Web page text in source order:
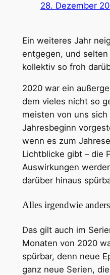
28. Dezember
Ein weiteres Jahr
entgegen, und
kollektiv so froh
2020 war ein
dem vieles nicht so
meisten von uns sich
Jahresbeginn
wenn es zum
Lichtblicke gibt – die
Auswirkungen
darüber hinaus
Alles irgendwie
Das gilt auch im
Monaten von 2020
spürbar, denn neue
ganz neue Serien,